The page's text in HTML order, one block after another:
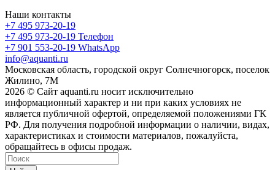
Наши контакты
+7 495 973-20-19
+7 495 973-20-19 Телефон
+7 901 553-20-19 WhatsApp
info@aquanti.ru
Московская область, городской округ Солнечногорск, поселок
Жилино, 7М
2026 © Сайт aquanti.ru носит исключительно
информационный характер и ни при каких условиях не
является публичной офертой, определяемой положениями ГК
РФ. Для получения подробной информации о наличии, видах,
характеристиках и стоимости материалов, пожалуйста,
обращайтесь в офисы продаж.